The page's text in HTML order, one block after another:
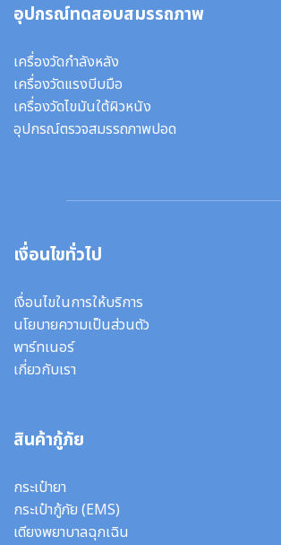
อุปกรณ์ทดสอบสมรรถภาพ
เครื่องวัดกำลังหลัง
เครื่องวัดแรงบีบมือ
เครื่องวัดไขมันใต้ผิวหนัง
อุปกรณ์ตรวจสมรรถภาพปอด
เงื่อนไขทั่วไป
เงื่อนไขในการให้บริการ
นโยบายความเป็นส่วนตัว
พาร์ทเนอร์
เกี่ยวกับเรา
สินค้ากู้ภัย
กระเป๋ายา
กระเป๋ากู้ภัย (EMS)
เตียงพยาบาลฉุกเฉิน